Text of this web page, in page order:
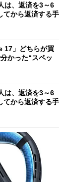
は、返済を3～6
てから返済する手
17」どちらが買
かった“スペッ
は、返済を3～6
てから返済する手